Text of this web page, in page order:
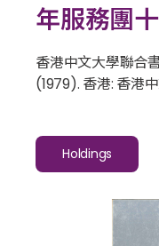
年服務團
香港中文大學聯合
(1979). 香港: 香港
Holdings